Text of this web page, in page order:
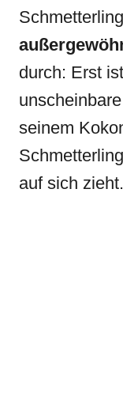
durch: Erst
seinem
auf sich zieht.